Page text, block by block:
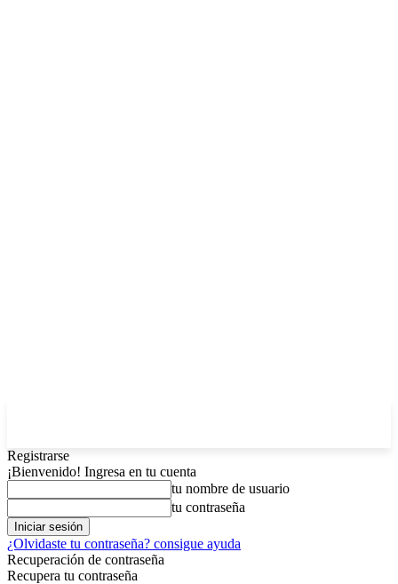
Registrarse
¡Bienvenido! Ingresa en tu cuenta
tu nombre de usuario
tu contraseña
¿Olvidaste tu contraseña? consigue ayuda
Recuperación de contraseña
Recupera tu contraseña